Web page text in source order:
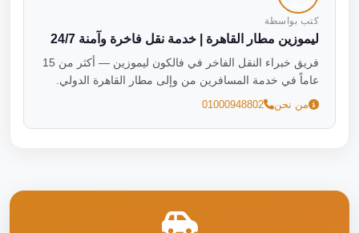
كتب بواسطة
ليموزين مطار القاهرة | خدمة نقل فاخرة وآمنة 24/7
فريق خبراء النقل الفاخر في فالكون ليموزين — أكثر من 15
عاماً في خدمة المسافرين من وإلى مطار القاهرة الدولي.
من نحن 01000948802